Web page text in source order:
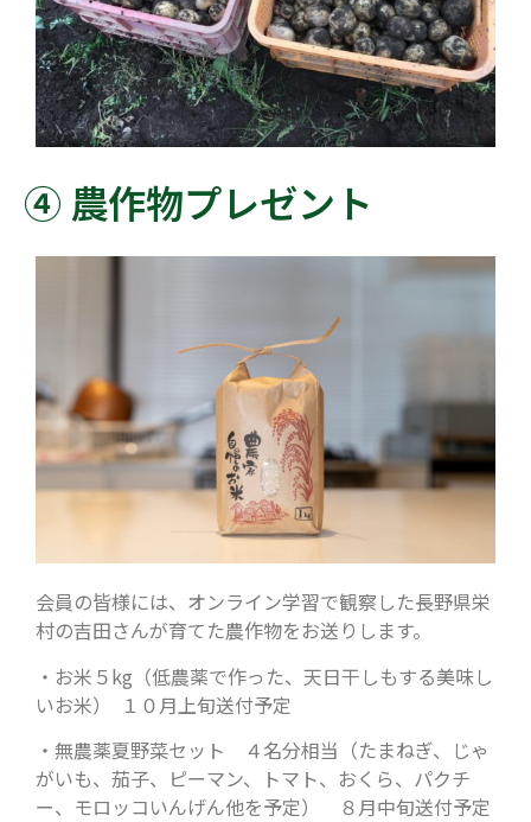
④ 農作物プレゼント
会員の皆様には、オンライン学習で観察した長野県栄
村の吉田さんが育てた農作物をお送りします。
・お米５kg（低農薬で作った、天日干しもする美味し
いお米） １０月上旬送付予定
・無農薬夏野菜セット ４名分相当（たまねぎ、じゃ
がいも、茄子、ピーマン、トマト、おくら、パクチ
ー、モロッコいんげん他を予定） ８月中旬送付予定